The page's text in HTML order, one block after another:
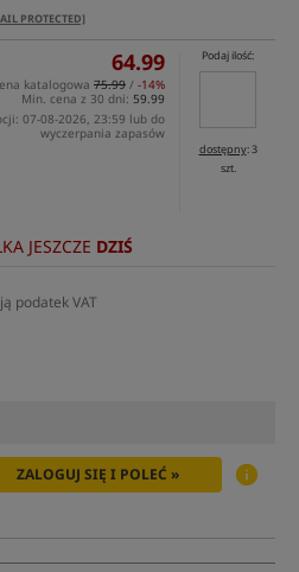
PROTECTED]
64.99
katalogowa 75.99 / -14%
Min. cena z 30 dni: 59.99
07-08-2026, 23:59 lub do
wyczerpania zapasów
Podaj ilość:
dostępny: 3
szt.
JESZCZE DZIŚ
podatek VAT
ZALOGUJ SIĘ I POLEĆ »